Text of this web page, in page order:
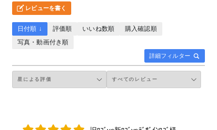
レビューを書く
詳細フィルター
日付順 ↓ 評価順 いいね数順
購入確認順
写真・動画付き順